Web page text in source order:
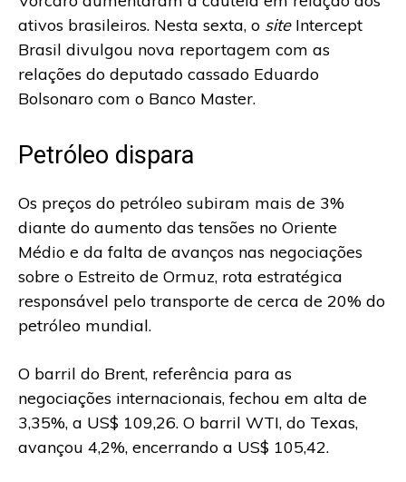
ativos brasileiros. Nesta sexta, o siteIntercept
Brasil divulgou nova reportagem com as
relações do deputado cassado Eduardo
Bolsonaro com o Banco Master.
Petróleo dispara
Os preços do petróleo subiram mais de 3%
diante do aumento das tensões no Oriente
Médio e da falta de avanços nas negociações
sobre o Estreito de Ormuz, rota estratégica
responsável pelo transporte de cerca de 20% do
petróleo mundial.
O barril do Brent, referência para as
negociações internacionais, fechou em alta de
3,35%, a US$ 109,26. O barril WTI, do Texas,
avançou 4,2%, encerrando a US$ 105,42.